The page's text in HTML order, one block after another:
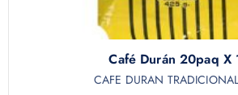
Café Durán 20paq X
CAFE DURAN